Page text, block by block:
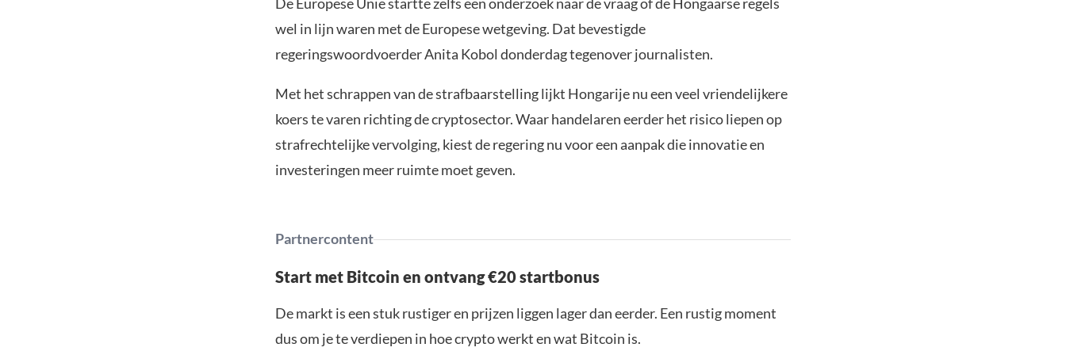
wel in lijn waren met de Europese wetgeving. Dat bevestigde
regeringswoordvoerder Anita Kobol donderdag tegenover journalisten.
Met het schrappen van de strafbaarstelling lijkt Hongarije nu een veel vriendelijkere
koers te varen richting de cryptosector. Waar handelaren eerder het risico liepen op
strafrechtelijke vervolging, kiest de regering nu voor een aanpak die innovatie en
investeringen meer ruimte moet geven.
Partnercontent
Start met Bitcoin en ontvang €20 startbonus
De markt is een stuk rustiger en prijzen liggen lager dan eerder. Een rustig moment
dus om je te verdiepen in hoe crypto werkt en wat Bitcoin is.